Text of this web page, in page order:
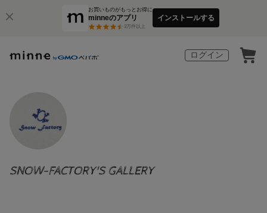
お買いものがもっとお得に
minneのアプリ
3万件以上
インストールする
ログイン
SNOW-FACTORY'S GALLERY